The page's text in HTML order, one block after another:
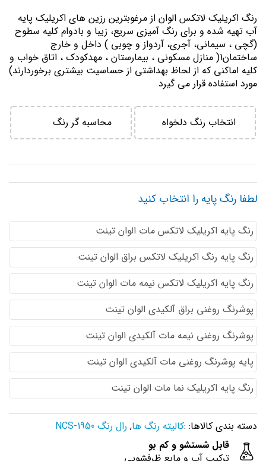
رنگ اكريليك لاتكس الوان از مرغوبترين رزين هاي اكريليك پايه
آب تهيه شده و برای رنگ آمیزی سریع، زیبا و بادوام کلیه سطوح
(گچی ، سیمانی، آجری، آردواز و چوبی ) داخل و خارج
ساختمان1( منازل مسكوني ، بيمارستان ، مهدكودك ، اتاق خواب و
كليه اماكني كه از لحاظ بهداشتي از حساسيت بيشتري برخوردارند)
مورد استفاده قرار می گیرد.
انتخاب رنگ دلخواه محاسبه گر رنگ
لطفا رنگ پایه را انتخاب کنید
رنگ پایه اكريليك لاتكس مات الوان تینت
رنگ پایه رنگ اكريليك لاتكس براق الوان تینت
رنگ پایه اكريليك لاتكس نيمه مات الوان تینت
پوشرنگ روغنی براق آلکیدی الوان تینت
پوشرنگ روغنی نیمه مات آلکیدی الوان تینت
پایه پوشرنگ روغنی مات آلکیدی الوان تینت
رنگ پایه اکریلیک نما مات الوان تینت
دسته بندی کالاها: :کالیته رنگ ها, رال رنگ NCS-1950
قابل شستشو و کم بو